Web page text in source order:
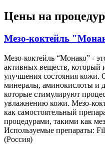
Цены на
Мезо-коктейль
Мезо-коктейль “Монако” -
активных веществ, который
улучшения состояния
минералы, аминокислоты и
которые стимулируют
увлажнению кожи. Мезо-
как самостоятельный
процедурами, такими как
Используемые препараты:
(Россия)